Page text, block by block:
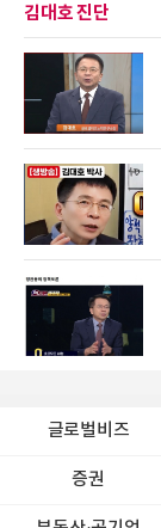
김대호 진단
글로벌비즈
증권